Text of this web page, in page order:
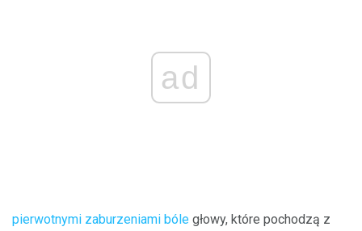
ad
pierwotnymi zaburzeniami bóle głowy, które pochodzą z